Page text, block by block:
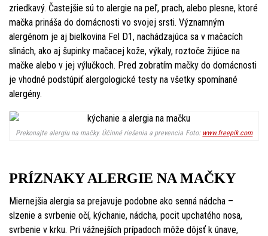
zriedkavý. Častejšie sú to alergie na peľ, prach, alebo plesne, ktoré
mačka prináša do domácnosti vo svojej srsti. Významným
alergénom je aj bielkovina Fel D1, nachádzajúca sa v mačacích
slinách, ako aj šupinky mačacej kože, výkaly, roztoče žijúce na
mačke alebo v jej výlučkoch. Pred zobratím mačky do domácnosti
je vhodné podstúpiť alergologické testy na všetky spomínané
alergény.
Prekonajte alergiu na mačky. Účinné riešenia a prevencia Foto: www.freepik.com
PRÍZNAKY ALERGIE NA MAČKY
Miernejšia alergia sa prejavuje podobne ako senná nádcha –
slzenie a svrbenie očí, kýchanie, nádcha, pocit upchatého nosa,
svrbenie v krku. Pri vážnejších prípadoch môže dôjsť k únave,